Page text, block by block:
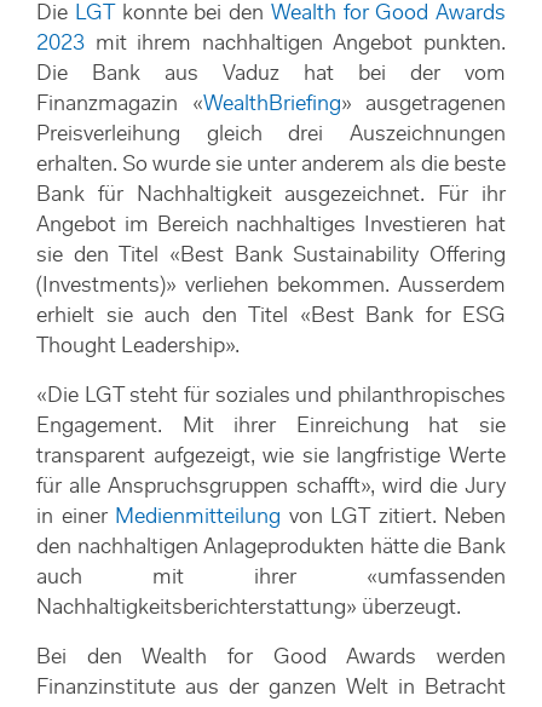
Die LGT konnte bei den Wealth for Good Awards
2023 mit ihrem nachhaltigen Angebot punkten.
Die Bank aus Vaduz hat bei der vom
Finanzmagazin «WealthBriefing» ausgetragenen
Preisverleihung gleich drei Auszeichnungen
erhalten. So wurde sie unter anderem als die beste
Bank für Nachhaltigkeit ausgezeichnet. Für ihr
Angebot im Bereich nachhaltiges Investieren hat
sie den Titel «Best Bank Sustainability Offering
(Investments)» verliehen bekommen. Ausserdem
erhielt sie auch den Titel «Best Bank for ESG
Thought Leadership».
«Die LGT steht für soziales und philanthropisches
Engagement. Mit ihrer Einreichung hat sie
transparent aufgezeigt, wie sie langfristige Werte
für alle Anspruchsgruppen schafft», wird die Jury
in einer Medienmitteilung von LGT zitiert. Neben
den nachhaltigen Anlageprodukten hätte die Bank
auch mit ihrer «umfassenden
Nachhaltigkeitsberichterstattung» überzeugt.
Bei den Wealth for Good Awards werden
Finanzinstitute aus der ganzen Welt in Betracht